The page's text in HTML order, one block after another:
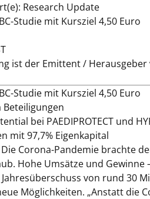
Research Update
Studie mit Kursziel 4,50 Euro
ist der Emittent /
Studie mit Kursziel 4,50 Euro
Beteiligungen
bei PAEDIPROTECT und
mit 97,7% Eigenkapital
Die Corona-Pandemie brachte
Hohe Umsätze und
von rund 30
Möglichkeiten. „Anstatt die